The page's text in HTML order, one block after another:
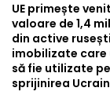
UE primește
valoare de 1,4
din active rusești
imobilizate care
să fie utilizate
sprijinirea